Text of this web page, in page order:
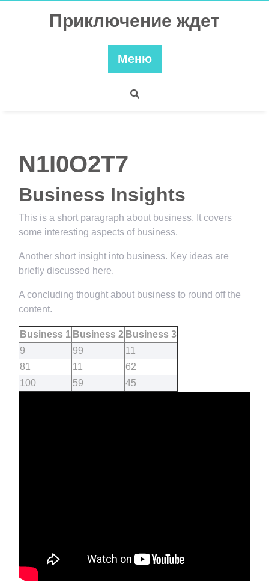
Приключение ждет
Меню
N1I0O2T7
Business Insights
This is a short paragraph about business. It covers
some interesting aspects of business.
Another short insight into business. Key ideas are
briefly discussed here.
A concluding thought about business to round off the
content.
Business 1 Business 2 Business 3
9
99
11
81
11
62
100
59 45